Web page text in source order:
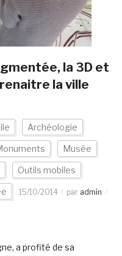
la 3D et
la ville
Archéologie
Musée
Outils mobiles
15/10/2014 par admin
a profité de sa